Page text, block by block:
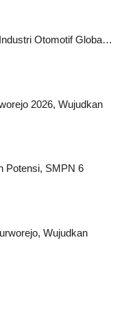
Otomotif Globa…
2026, Wujudkan
Potensi, SMPN 6
Wujudkan